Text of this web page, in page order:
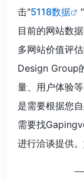
击"5118数据
目前的网站数
多网站价值评
Design Group
量、用户体验
是需要根据您
需要找
进行洽谈提供